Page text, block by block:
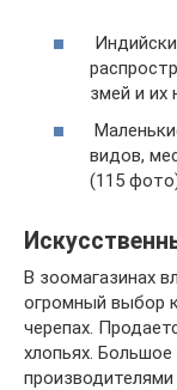
змей и их
видов,
(115
В зоомагазинах
огромный выбор
черепах.
хлопьях.